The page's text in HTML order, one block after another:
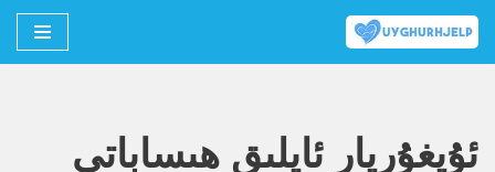
ئۇيغۇريار ئايلىق ھىساباتى